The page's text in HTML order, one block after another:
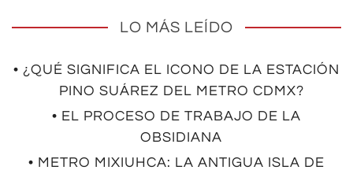
LO MÁS LEÍDO
• ¿QUÉ SIGNIFICA EL ICONO DE LA ESTACIÓN
PINO SUÁREZ DEL METRO CDMX?
• EL PROCESO DE TRABAJO DE LA
OBSIDIANA
• METRO MIXIUHCA: LA ANTIGUA ISLA DE